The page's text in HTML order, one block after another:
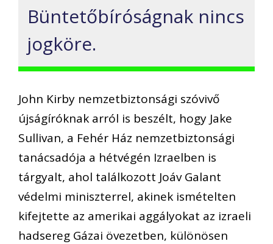
Büntetőbíróságnak nincs
jogköre.
John Kirby nemzetbiztonsági szóvivő
újságíróknak arról is beszélt, hogy Jake
Sullivan, a Fehér Ház nemzetbiztonsági
tanácsadója a hétvégén Izraelben is
tárgyalt, ahol találkozott Joáv Galant
védelmi miniszterrel, akinek ismételten
kifejtette az amerikai aggályokat az izraeli
hadsereg Gázai övezetben, különösen